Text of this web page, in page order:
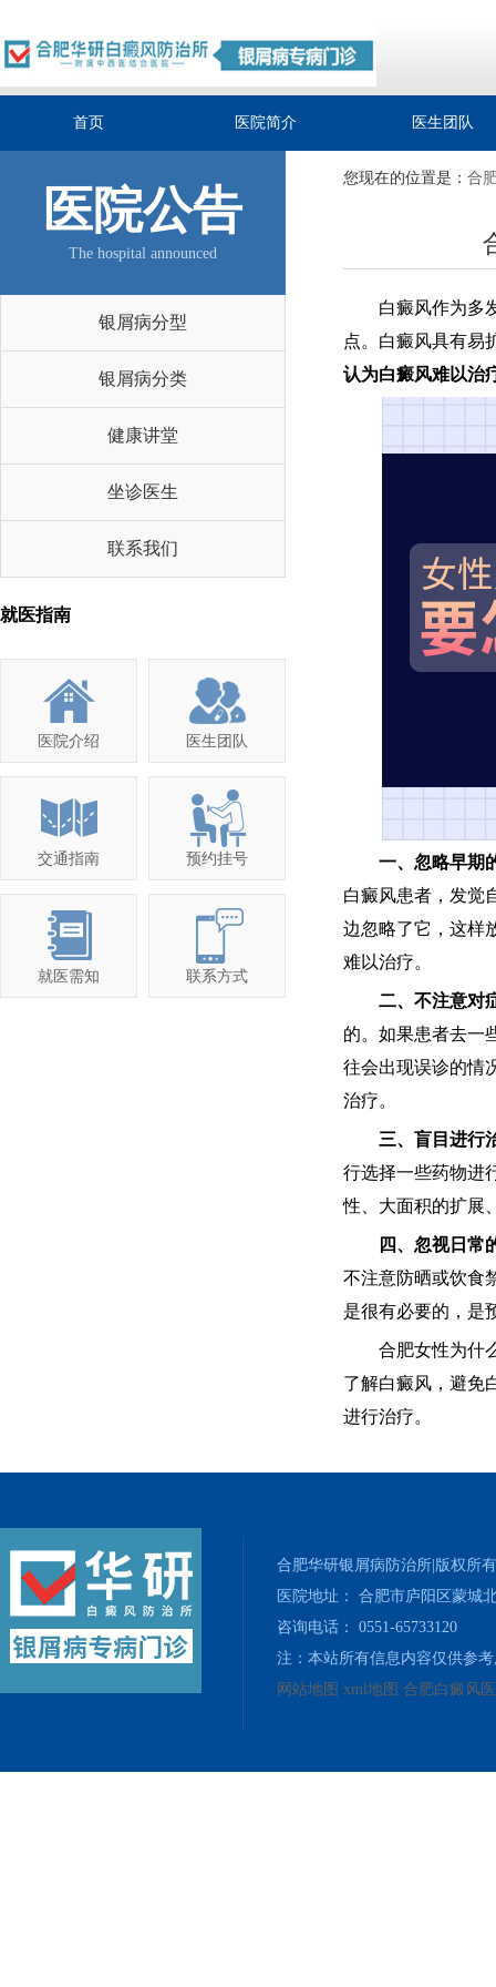
首页 医院简介 医生团队
医院公告
The hospital announced
银屑病分型
银屑病分类
健康讲堂
坐诊医生
联系我们
就医指南
医院介绍 医生团队
交通指南 预约挂号
就医需知 联系方式
您现在的位置是： 合
白癜风作为多发
点。白癜风具有易
认为白癜风难以治
一、忽略早期
白癜风患者，发觉
边忽略了它，这样
难以治疗。
二、不注意对
的。如果患者去一
往会出现误诊的情
治疗。
三、盲目进行
行选择一些药物进
性、大面积的扩展
四、忽视日常
不注意防晒或饮食
是很有必要的，是
合肥女性为什么
了解白癜风，避免
进行治疗。
合肥华研银屑病防治所|版权所有
医院地址： 合肥市庐阳区蒙城
咨询电话： 0551-65733120
注：本站所有信息内容仅供参
网站地图 xml地图 合肥白癜风